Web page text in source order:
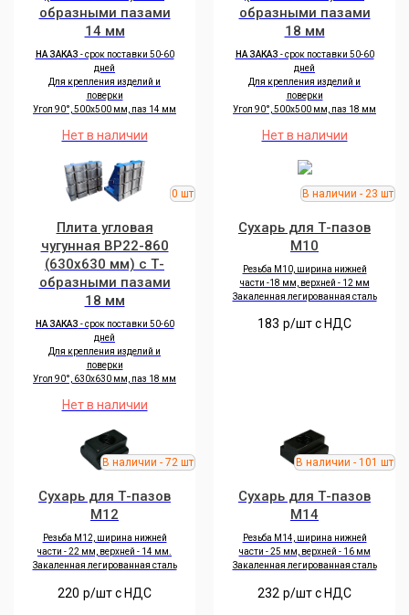
образными пазами
14 мм
НА ЗАКАЗ - срок поставки 50-60
дней
Для крепления изделий и
поверки
Угол 90°, 500х500 мм, паз 14 мм
Нет в наличии
образными пазами
18 мм
НА ЗАКАЗ - срок поставки 50-60
дней
Для крепления изделий и
поверки
Угол 90°, 500х500 мм, паз 18 мм
Нет в наличии
Плита угловая
чугунная BP22-860
(630х630 мм) с Т-
образными пазами
18 мм
НА ЗАКАЗ - срок поставки 50-60
дней
Для крепления изделий и
поверки
Угол 90°, 630х630 мм, паз 18 мм
Нет в наличии
Сухарь для Т-пазов
M10
Резьба M10, ширина нижней
части -18 мм, верхней - 12 мм
Закаленная легированная сталь
183 р/шт c НДС
Сухарь для Т-пазов
M12
Резьба M12, ширина нижней
части - 22 мм, верхней - 14 мм.
Закаленная легированная сталь
220 р/шт c НДС
Сухарь для Т-пазов
M14
Резьба M14, ширина нижней
части - 25 мм, верхней - 16 мм
Закаленная легированная сталь
232 р/шт c НДС